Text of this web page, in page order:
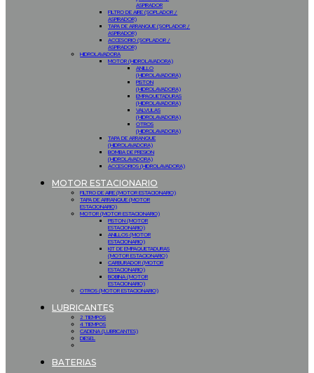
ASPIRADOR
FILTRO DE AIRE (SOPLADOR /
ASPIRADOR)
TAPA DE ARRANQUE (SOPLADOR /
ASPIRADOR)
ACCESORIO (SOPLADOR /
ASPIRADOR)
HIDROLAVADORA
MOTOR (HIDROLAVADORA)
ANILLO
(HIDROLAVADORA)
PISTON
(HIDROLAVADORA)
EMPAQUETADURAS
(HIDROLAVADORA)
VALVULAS
(HIDROLAVADORA)
OTROS
(HIDROLAVADORA)
TAPA DE ARRANQUE
(HIDROLAVADORA)
BOMBA DE PRESION
(HIDROLAVADORA)
ACCESORIOS (HIDROLAVADORA)
MOTOR ESTACIONARIO
FILTRO DE AIRE (MOTOR ESTACIONARIO)
TAPA DE ARRANQUE (MOTOR
ESTACIONARIO)
MOTOR (MOTOR ESTACIONARIO)
PISTON (MOTOR
ESTACIONARIO)
ANILLOS (MOTOR
ESTACIONARIO)
KIT DE EMPAQUETADURAS
(MOTOR ESTACIONARIO)
CARBURADOR (MOTOR
ESTACIONARIO)
BOBINA (MOTOR
ESTACIONARIO)
OTROS (MOTOR ESTACIONARIO)
LUBRICANTES
2 TIEMPOS
4 TIEMPOS
CADENA (LUBRICANTES)
DIESEL
BATERIAS